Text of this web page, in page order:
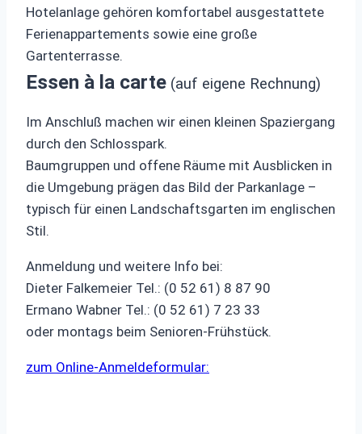
Hotelanlage gehören komfortabel ausgestattete
Ferienappartements sowie eine große
Gartenterrasse.
Essen à la carte (auf eigene Rechnung)
Im Anschluß machen wir einen kleinen Spaziergang
durch den Schlosspark.
Baumgruppen und offene Räume mit Ausblicken in
die Umgebung prägen das Bild der Parkanlage –
typisch für einen Landschaftsgarten im englischen
Stil.
Anmeldung und weitere Info bei:
Dieter Falkemeier Tel.: (0 52 61) 8 87 90
Ermano Wabner Tel.: (0 52 61) 7 23 33
oder montags beim Senioren-Frühstück.
zum Online-Anmeldeformular: